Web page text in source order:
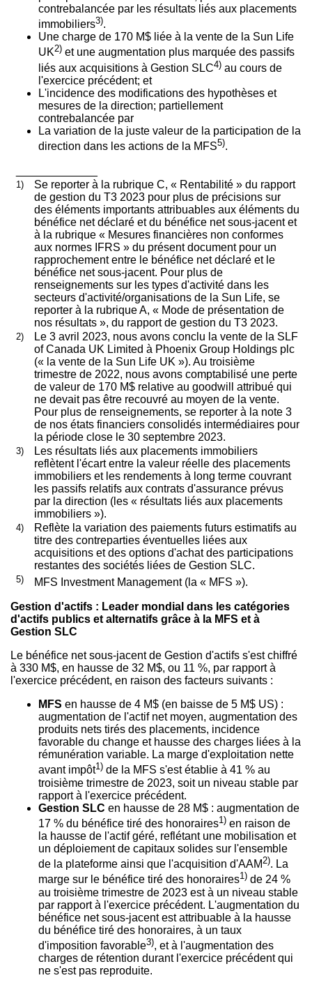
contrebalancée par les résultats liés aux placements
immobiliers3).
Une charge de 170 M$ liée à la vente de la Sun Life
UK2) et une augmentation plus marquée des passifs
liés aux acquisitions à Gestion SLC4) au cours de
l'exercice précédent; et
L'incidence des modifications des hypothèses et
mesures de la direction; partiellement
contrebalancée par
La variation de la juste valeur de la participation de la
direction dans les actions de la MFS5).
1)
Se reporter à la rubrique C, « Rentabilité » du rapport
de gestion du T3 2023 pour plus de précisions sur
des éléments importants attribuables aux éléments du
bénéfice net déclaré et du bénéfice net sous-jacent et
à la rubrique « Mesures financières non conformes
aux normes IFRS » du présent document pour un
rapprochement entre le bénéfice net déclaré et le
bénéfice net sous-jacent. Pour plus de
renseignements sur les types d'activité dans les
secteurs d'activité/organisations de la Sun Life, se
reporter à la rubrique A, « Mode de présentation de
nos résultats », du rapport de gestion du T3 2023.
2)
Le 3 avril 2023, nous avons conclu la vente de la SLF
of Canada UK Limited à Phoenix Group Holdings plc
(« la vente de la Sun Life UK »). Au troisième
trimestre de 2022, nous avons comptabilisé une perte
de valeur de 170 M$ relative au goodwill attribué qui
ne devait pas être recouvré au moyen de la vente.
Pour plus de renseignements, se reporter à la note 3
de nos états financiers consolidés intermédiaires pour
la période close le 30 septembre 2023.
3)
Les résultats liés aux placements immobiliers
reflètent l'écart entre la valeur réelle des placements
immobiliers et les rendements à long terme couvrant
les passifs relatifs aux contrats d'assurance prévus
par la direction (les « résultats liés aux placements
immobiliers »).
4)
Reflète la variation des paiements futurs estimatifs au
titre des contreparties éventuelles liées aux
acquisitions et des options d'achat des participations
restantes des sociétés liées de Gestion SLC.
5) MFS Investment Management (la « MFS »).
Gestion d'actifs : Leader mondial dans les catégories
d'actifs publics et alternatifs grâce à la MFS et à
Gestion SLC
Le bénéfice net sous-jacent de Gestion d'actifs s'est chiffré
à 330 M$, en hausse de 32 M$, ou 11 %, par rapport à
l'exercice précédent, en raison des facteurs suivants :
MFS en hausse de 4 M$ (en baisse de 5 M$ US) :
augmentation de l'actif net moyen, augmentation des
produits nets tirés des placements, incidence
favorable du change et hausse des charges liées à la
rémunération variable. La marge d'exploitation nette
avant impôt1) de la MFS s'est établie à 41 % au
troisième trimestre de 2023, soit un niveau stable par
rapport à l'exercice précédent.
Gestion SLC en hausse de 28 M$ : augmentation de
17 % du bénéfice tiré des honoraires1) en raison de
la hausse de l'actif géré, reflétant une mobilisation et
un déploiement de capitaux solides sur l'ensemble
de la plateforme ainsi que l'acquisition d'AAM 2). La
marge sur le bénéfice tiré des honoraires1) de 24 %
au troisième trimestre de 2023 est à un niveau stable
par rapport à l'exercice précédent. L'augmentation du
bénéfice net sous-jacent est attribuable à la hausse
du bénéfice tiré des honoraires, à un taux
d'imposition favorable3), et à l'augmentation des
charges de rétention durant l'exercice précédent qui
ne s'est pas reproduite.